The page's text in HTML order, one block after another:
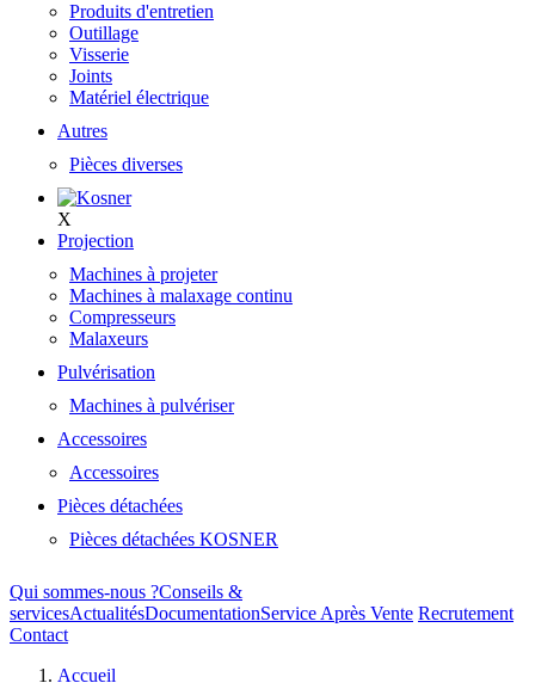
Produits d'entretien
Outillage
Visserie
Joints
Matériel électrique
Autres
Pièces diverses
X
Projection
Machines à projeter
Machines à malaxage continu
Compresseurs
Malaxeurs
Pulvérisation
Machines à pulvériser
Accessoires
Accessoires
Pièces détachées
Pièces détachées KOSNER
Qui sommes-nous ?Conseils &
servicesActualitésDocumentationService Après Vente Recrutement
Contact
Accueil